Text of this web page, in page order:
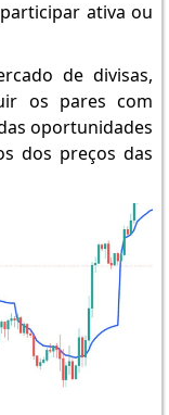
ativa ou
de divisas,
os pares com
oportunidades
dos preços das